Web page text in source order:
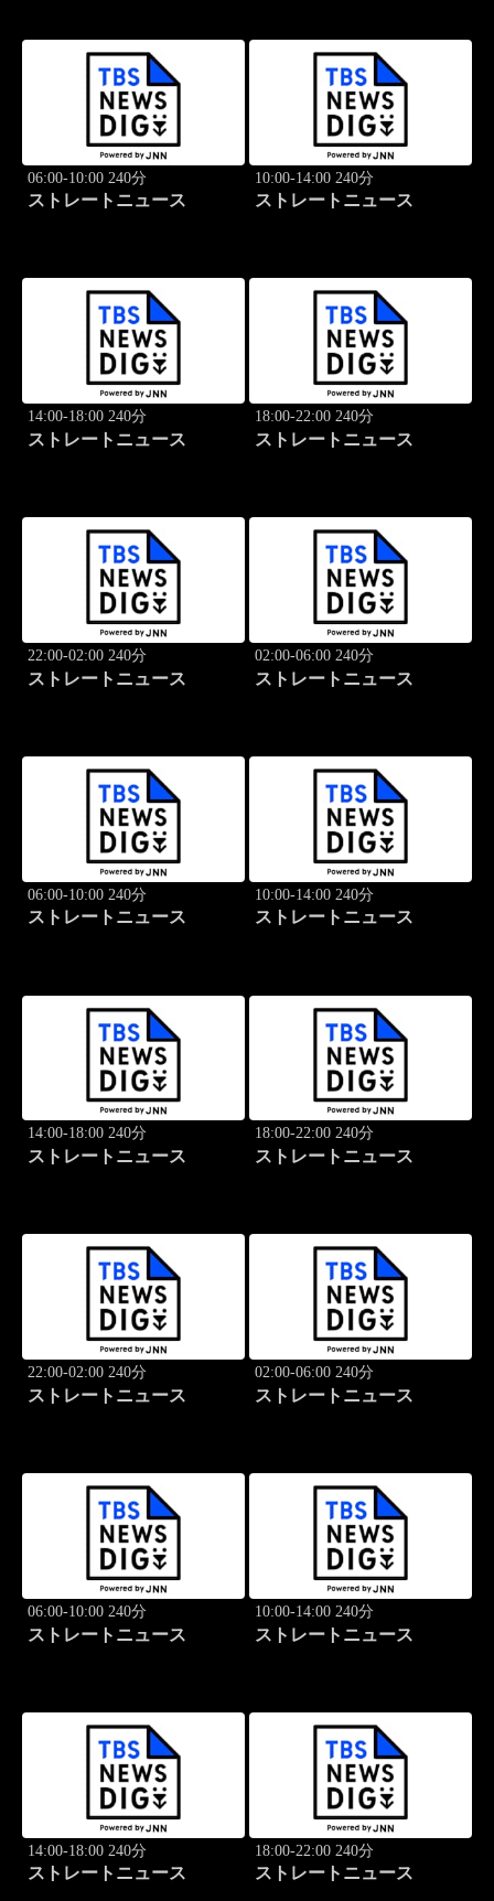
06:00-10:00 240分
ストレートニュース
10:00-14:00 240分
ストレートニュース
14:00-18:00 240分
ストレートニュース
18:00-22:00 240分
ストレートニュース
22:00-02:00 240分
ストレートニュース
02:00-06:00 240分
ストレートニュース
06:00-10:00 240分
ストレートニュース
10:00-14:00 240分
ストレートニュース
14:00-18:00 240分
ストレートニュース
18:00-22:00 240分
ストレートニュース
22:00-02:00 240分
ストレートニュース
02:00-06:00 240分
ストレートニュース
06:00-10:00 240分
ストレートニュース
10:00-14:00 240分
ストレートニュース
14:00-18:00 240分
ストレートニュース
18:00-22:00 240分
ストレートニュース